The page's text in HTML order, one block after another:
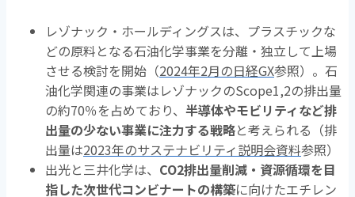
レゾナック・ホールディングスは、プラスチックな
どの原料となる石油化学事業を分離・独立して上場
させる検討を開始（2024年2月の日経GX参照）。石
油化学関連の事業はレゾナックのScope1,2の排出量
の約70％を占めており、 半導体やモビリティなど排
出量の少ない事業に注力する戦略と考えられる（排
出量は2023年のサステナビリティ説明会資料参照）
出光と三井化学は、 CO2排出量削減・資源循環を目
指した次世代コンビナートの構築に向けたエチレン